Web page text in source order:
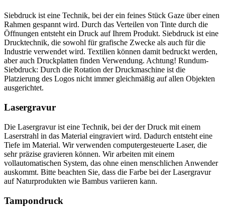
Siebdruck ist eine Technik, bei der ein feines Stück Gaze über einen
Rahmen gespannt wird. Durch das Verteilen von Tinte durch die
Öffnungen entsteht ein Druck auf Ihrem Produkt. Siebdruck ist eine
Drucktechnik, die sowohl für grafische Zwecke als auch für die
Industrie verwendet wird. Textilien können damit bedruckt werden,
aber auch Druckplatten finden Verwendung. Achtung! Rundum-
Siebdruck: Durch die Rotation der Druckmaschine ist die
Platzierung des Logos nicht immer gleichmäßig auf allen Objekten
ausgerichtet.
Lasergravur
Die Lasergravur ist eine Technik, bei der der Druck mit einem
Laserstrahl in das Material eingraviert wird. Dadurch entsteht eine
Tiefe im Material. Wir verwenden computergesteuerte Laser, die
sehr präzise gravieren können. Wir arbeiten mit einem
vollautomatischen System, das ohne einen menschlichen Anwender
auskommt. Bitte beachten Sie, dass die Farbe bei der Lasergravur
auf Naturprodukten wie Bambus variieren kann.
Tampondruck